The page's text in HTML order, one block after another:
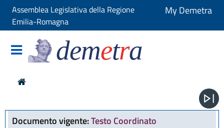
Assemblea Legislativa della Regione
Emilia-Romagna
My Demetra
demetra
Documento vigente:Testo Coordinato